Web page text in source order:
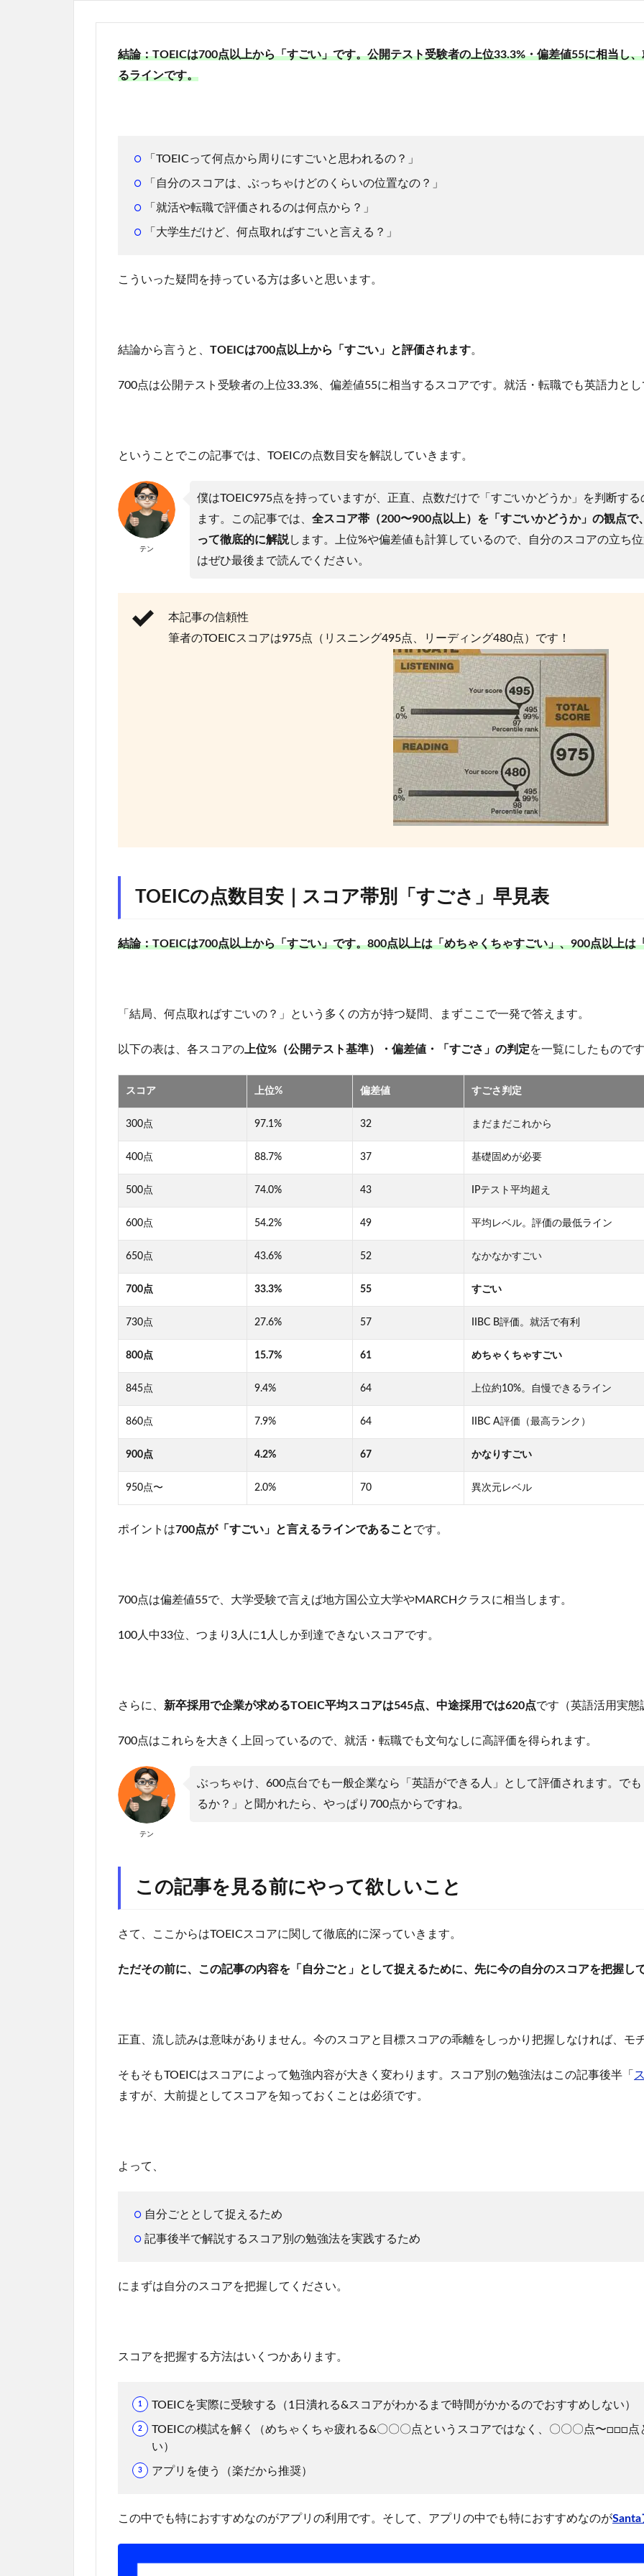
結論：TOEICは700点以上から「すごい」です。公開テスト受験者の上位33.3%・偏差値55に相当し
るラインです。
「TOEICって何点から周りにすごいと思われるの？」
「自分のスコアは、ぶっちゃけどのくらいの位置なの？」
「就活や転職で評価されるのは何点から？」
「大学生だけど、何点取ればすごいと言える？」
こういった疑問を持っている方は多いと思います。
結論から言うと、 TOEICは700点以上から「すごい」と評価されます。
700点は公開テスト受験者の上位33.3%、偏差値55に相当するスコアです。就活・転職でも英語力と
ということでこの記事では、TOEICの点数目安を解説していきます。
テン
僕はTOEIC975点を持っていますが、正直、点数だけで「すごいかどうか」を判断す
ます。この記事では、 全スコア帯（200〜900点以上）を「すごいかどうか」の観点で
って徹底的に解説します。上位%や偏差値も計算しているので、自分のスコアの立ち
はぜひ最後まで読んでください。
本記事の信頼性
筆者のTOEICスコアは975点（リスニング495点、リーディング480点）です！
TOEICの点数目安｜スコア帯別「すごさ」早見表
結論：TOEICは700点以上から「すごい」です。800点以上は「めちゃくちゃすごい」、900点以上は
「結局、何点取ればすごいの？」という多くの方が持つ疑問、まずここで一発で答えます。
以下の表は、各スコアの 上位%（公開テスト基準）・偏差値・「すごさ」の判定を一覧にしたもので
スコア 上位% 偏差値 すごさ判定
300点 97.1% 32 まだまだこれから
400点 88.7% 37 基礎固めが必要
500点 74.0% 43 IPテスト平均超え
600点 54.2% 49 平均レベル。評価の最低ライン
650点 43.6% 52 なかなかすごい
700点 33.3% 55 すごい
730点 27.6% 57 IIBC B評価。就活で有利
800点 15.7% 61 めちゃくちゃすごい
845点 9.4% 64 上位約10%。自慢できるライン
860点 7.9% 64 IIBC A評価（最高ランク）
900点 4.2% 67 かなりすごい
950点〜 2.0% 70 異次元レベル
ポイントは700点が「すごい」と言えるラインであることです。
700点は偏差値55で、大学受験で言えば地方国公立大学やMARCHクラスに相当します。
100人中33位、つまり3人に1人しか到達できないスコアです。
さらに、 新卒採用で企業が求めるTOEIC平均スコアは545点、中途採用では620点です（英語活用実態
700点はこれらを大きく上回っているので、就活・転職でも文句なしに高評価を得られます。
テン
ぶっちゃけ、600点台でも一般企業なら「英語ができる人」として評価されます。で
るか？」と聞かれたら、やっぱり700点からですね。
この記事を見る前にやって欲しいこと
さて、ここからはTOEICスコアに関して徹底的に深っていきます。
ただその前に、この記事の内容を「自分ごと」として捉えるために、先に今の自分のスコアを把握し
正直、流し読みは意味がありません。今のスコアと目標スコアの乖離をしっかり把握しなければ、モ
そもそもTOEICはスコアによって勉強内容が大きく変わります。スコア別の勉強法はこの記事後半「
ますが、大前提としてスコアを知っておくことは必須です。
よって、
自分ごととして捉えるため
記事後半で解説するスコア別の勉強法を実践するため
にまずは自分のスコアを把握してください。
スコアを把握する方法はいくつかあります。
TOEICを実際に受験する（1日潰れる&スコアがわかるまで時間がかかるのでおすすめしない）
TOEICの模試を解く（めちゃくちゃ疲れる&〇〇〇点というスコアではなく、〇〇〇点〜□□□
い）
アプリを使う（楽だから推奨）
この中でも特におすすめなのがアプリの利用です。そして、アプリの中でも特におすすめなのが